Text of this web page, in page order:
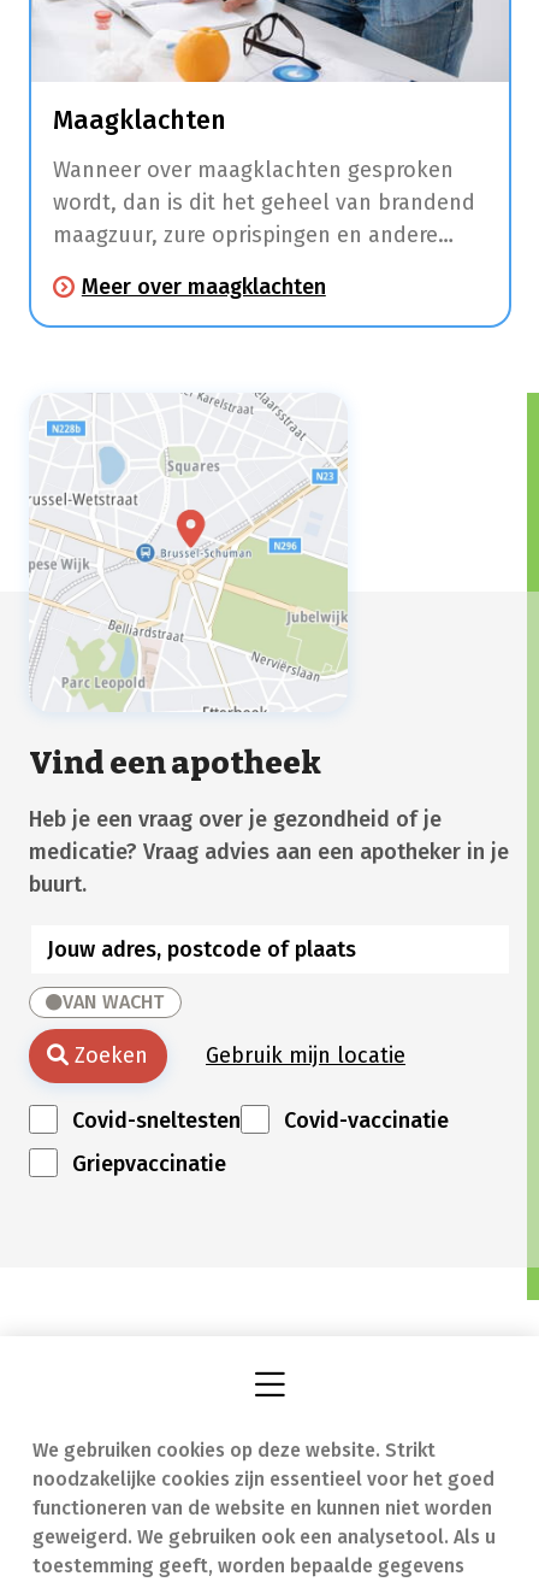
We gebruiken cookies op deze website. Strikt
noodzakelijke cookies zijn essentieel voor het goed
functioneren van de website en kunnen niet worden
geweigerd. We gebruiken ook een analysetool. Als u
toestemming geeft, worden bepaalde gegevens
Maagklachten
Wanneer over maagklachten gesproken
wordt, dan is dit het geheel van brandend
maagzuur, zure oprispingen en andere
spijsverteringsproblemen.
Meer over maagklachten
Vind een apotheek
Heb je een vraag over je gezondheid of je
medicatie? Vraag advies aan een apotheker in je
buurt.
VAN WACHT
Zoeken Gebruik mijn locatie
Covid-sneltesten
Covid-vaccinatie
Griepvaccinatie
Vind een apotheek
Onze expertise
Ziekten
In geval van nood
Contact
Veelgestelde vragen